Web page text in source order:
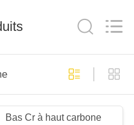
d'alliage
Bas Cr à haut carbone